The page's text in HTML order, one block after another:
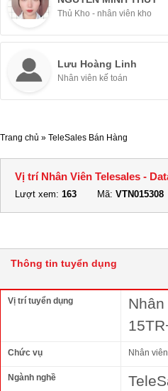
Thủ Kho - nhân viên kho
Lưu Hoàng Linh
Nhân viên kế toán
Trang chủ » TeleSales Bán Hàng
Vị trí Nhân Viên Telesales -
Lượt xem: 163 Mã: VTN015308
Thông tin tuyển dụng
Vị trí tuyển dụng
Chức vụ Nhân viên
Ngành nghề